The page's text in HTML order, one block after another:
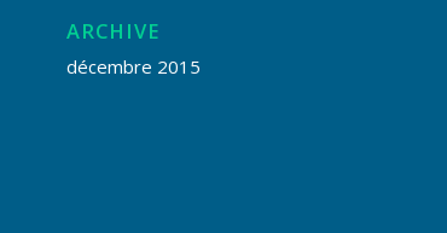
ARCHIVE
décembre 2015